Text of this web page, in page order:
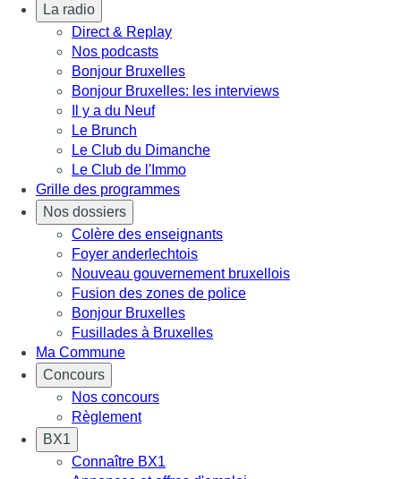
La radio
Direct & Replay
Nos podcasts
Bonjour Bruxelles
Bonjour Bruxelles: les interviews
Il y a du Neuf
Le Brunch
Le Club du Dimanche
Le Club de l'Immo
Grille des programmes
Nos dossiers
Colère des enseignants
Foyer anderlechtois
Nouveau gouvernement bruxellois
Fusion des zones de police
Bonjour Bruxelles
Fusillades à Bruxelles
Ma Commune
Concours
Nos concours
Règlement
BX1
Connaître BX1